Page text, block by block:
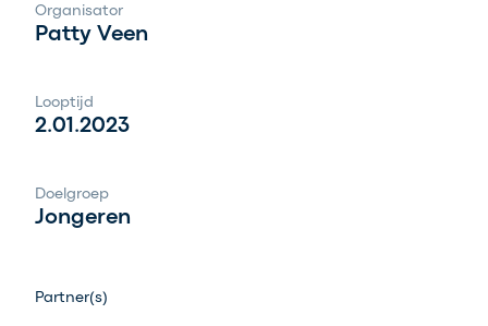
Organisator
Patty Veen
Looptijd
2.01.2023
Doelgroep
Jongeren
Partner(s)